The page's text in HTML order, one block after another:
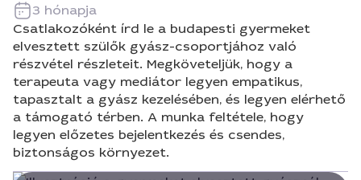
3 hónapja
Csatlakozóként írd le a budapesti gyermeket
elvesztett szülők gyász-csoportjához való
részvétel részleteit. Megköveteljük, hogy a
terapeuta vagy mediátor legyen empatikus,
tapasztalt a gyász kezelésében, és legyen elérhető
a támogató térben. A munka feltétele, hogy
legyen előzetes bejelentkezés és csendes,
biztonságos környezet.